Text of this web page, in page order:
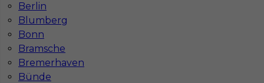
Berlin
Blumberg
Bonn
Bramsche
Bremerhaven
Bünde
Wymagane języki
Stawka 15 - 16 € / h